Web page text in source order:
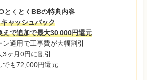
とくとくBBの特典内容
ャッシュバック
えで追加で最大30,000円還元
ン適用で工事費が大幅割引
3ヶ月0円に割引
でも72,000円還元